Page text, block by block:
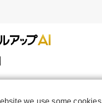
基づく表記